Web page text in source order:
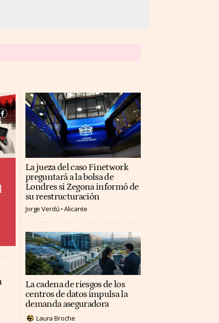
La jueza del caso Finetwork
preguntará a la bolsa de
Londres si Zegona informó de
su reestructuración
Jorge Verdú Alicante
La cadena de riesgos de los
centros de datos impulsa la
demanda aseguradora
Laura Broche